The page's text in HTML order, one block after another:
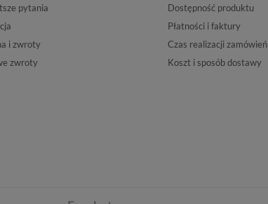
pytania
i zwroty
zwroty
Dostępność produktu
Płatności i faktury
Czas realizacji zamówień
Koszt i sposób dostawy